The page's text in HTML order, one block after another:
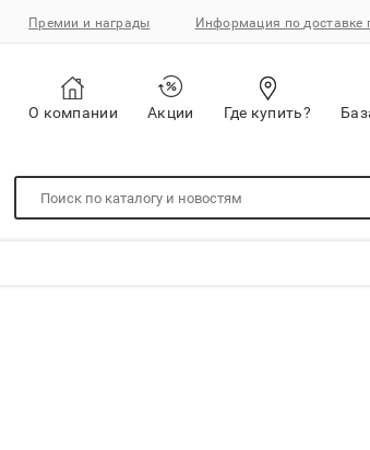
Премии и награды Информация по доставке
О компании Акции Где купить?